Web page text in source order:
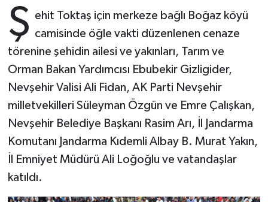
Ş ehit Toktaş için merkeze bağlı Boğaz köyü
camisinde öğle vakti düzenlenen cenaze
törenine şehidin ailesi ve yakınları, Tarım ve
Orman Bakan Yardımcısı Ebubekir Gizligider,
Nevşehir Valisi Ali Fidan, AK Parti Nevşehir
milletvekilleri Süleyman Özgün ve Emre Çalışkan,
Nevşehir Belediye Başkanı Rasim Arı, İl Jandarma
Komutanı Jandarma Kıdemli Albay B. Murat Yakın,
İl Emniyet Müdürü Ali Loğoğlu ve vatandaşlar
katıldı.
Bayburt Müftülüğü
Bilecik Müftülüğü
Bingöl Müftülüğü
Bitlis Müftülüğü
Bolu Müftülüğü
Burdur Müftülüğü
Zekat
Eğitim
Kültür-Sanat
Aile
Sağlık
Makaleler
Ekonomi